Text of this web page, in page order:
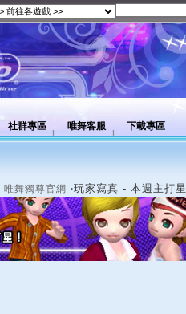
社群專區 唯舞客服 下載專區
唯舞獨尊官網 ‧玩家寫真 - 本週主打星